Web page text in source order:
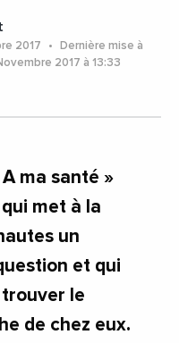
2017
Dernière mise à
2017 à 13:33
ma santé »
met à la
un
et qui
trouver le
de chez eux.